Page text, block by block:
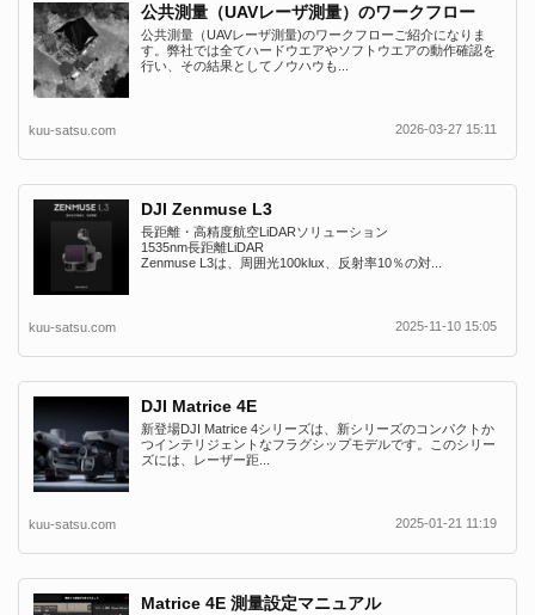
公共測量（UAVレーザ測量）のワークフロー
公共測量（UAVレーザ測量)のワークフローご紹介になりま
す。弊社では全てハードウエアやソフトウエアの動作確認を
行い、その結果としてノウハウも...
kuu-satsu.com 2026-03-27 15:11
DJI Zenmuse L3
長距離・高精度航空LiDARソリューション
1535nm長距離LiDAR
Zenmuse L3は、周囲光100klux、反射率10％の対...
kuu-satsu.com 2025-11-10 15:05
DJI Matrice 4E
新登場DJI Matrice 4シリーズは、新シリーズのコンパクトか
つインテリジェントなフラグシップモデルです。このシリー
ズには、レーザー距...
kuu-satsu.com 2025-01-21 11:19
Matrice 4E 測量設定マニュアル